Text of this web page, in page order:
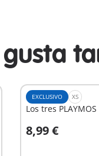
EXCLUSIVO XS
Los tres PLAYMOS
8,99 €
A la cesta